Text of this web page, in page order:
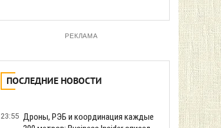
РЕКЛАМА
ПОСЛЕДНИЕ НОВОСТИ
23:55 Дроны, РЭБ и координация каждые